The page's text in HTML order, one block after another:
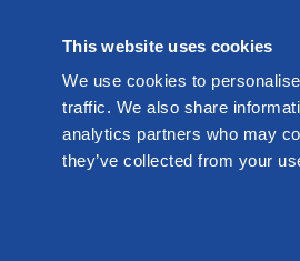
This website uses cookies
We use cookies to
traffic. We also share
analytics partners who may
they’ve collected from your